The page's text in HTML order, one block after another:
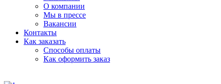
О компании
Мы в прессе
Вакансии
Контакты
Как заказать
Способы оплаты
Как оформить заказ